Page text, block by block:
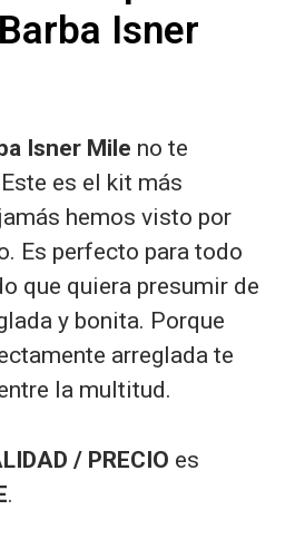
Isner
Isner Mile no te
es el kit más
hemos visto por
Es perfecto para todo
que quiera presumir de
y bonita. Porque
arreglada te
la multitud.
/ PRECIO es
.